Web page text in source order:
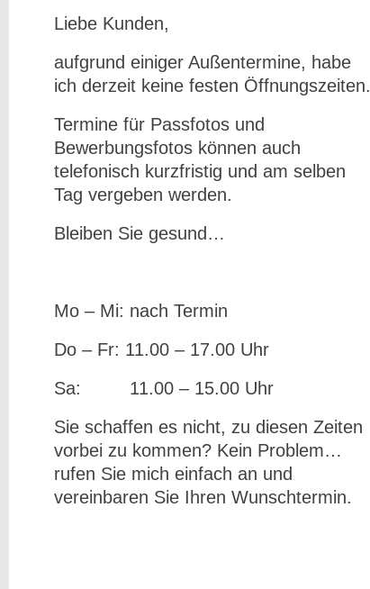
Liebe Kunden,
aufgrund einiger Außentermine, habe
ich derzeit keine festen Öffnungszeiten.
Termine für Passfotos und
Bewerbungsfotos können auch
telefonisch kurzfristig und am selben
Tag vergeben werden.
Bleiben Sie gesund…
Mo – Mi: nach Termin
Do – Fr: 11.00 – 17.00 Uhr
Sa: 11.00 – 15.00 Uhr
Sie schaffen es nicht, zu diesen Zeiten
vorbei zu kommen? Kein Problem…
rufen Sie mich einfach an und
vereinbaren Sie Ihren Wunschtermin.